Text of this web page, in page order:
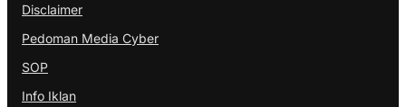
Disclaimer
Pedoman Media Cyber
SOP
Info Iklan